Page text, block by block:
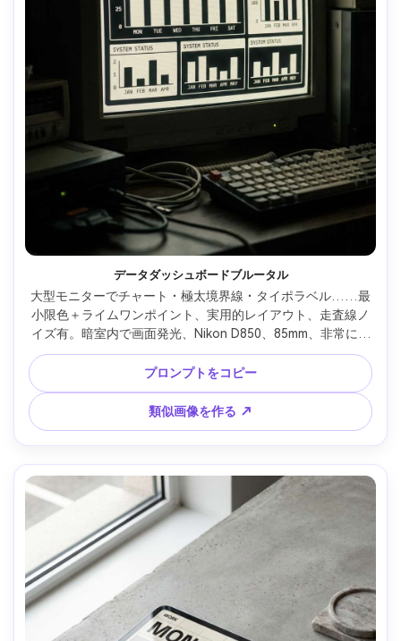
データダッシュボードブルータル
大型モニターでチャート・極太境界線・タイポラベル……最
小限色＋ライムワンポイント、実用的レイアウト、走査線ノ
イズ有。暗室内で画面発光、Nikon D850、85mm、非常にシ
ャープなUIリアリズム --ar 4:5
プロンプトをコピー
類似画像を作る ↗